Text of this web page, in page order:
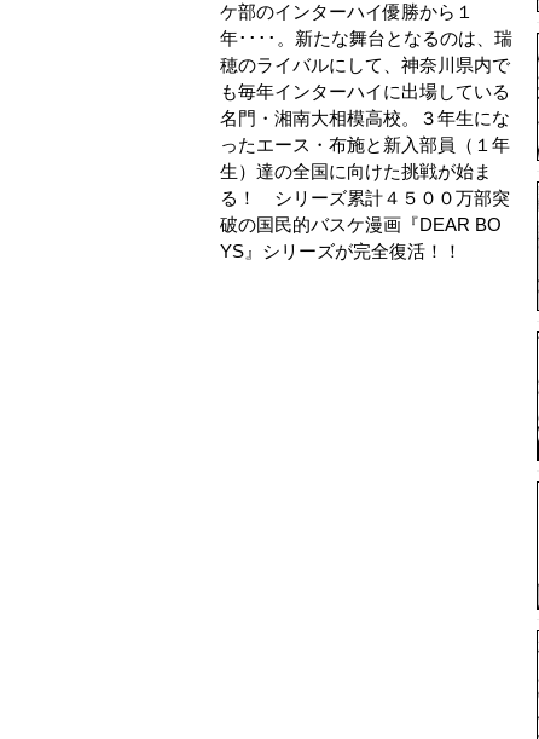
ケ部のインターハイ優勝から１
年････。新たな舞台となるのは、瑞
穂のライバルにして、神奈川県内で
も毎年インターハイに出場している
名門・湘南大相模高校。３年生にな
ったエース・布施と新入部員（１年
生）達の全国に向けた挑戦が始ま
る！ シリーズ累計４５００万部突
破の国民的バスケ漫画『DEAR BO
YS』シリーズが完全復活！！